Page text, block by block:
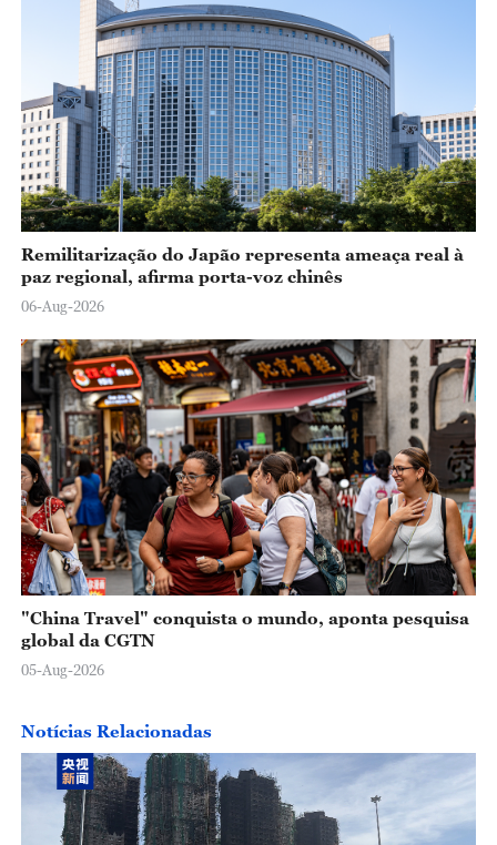
Remilitarização do Japão representa ameaça real à
paz regional, afirma porta-voz chinês
06-Aug-2026
"China Travel" conquista o mundo, aponta pesquisa
global da CGTN
05-Aug-2026
Notícias Relacionadas